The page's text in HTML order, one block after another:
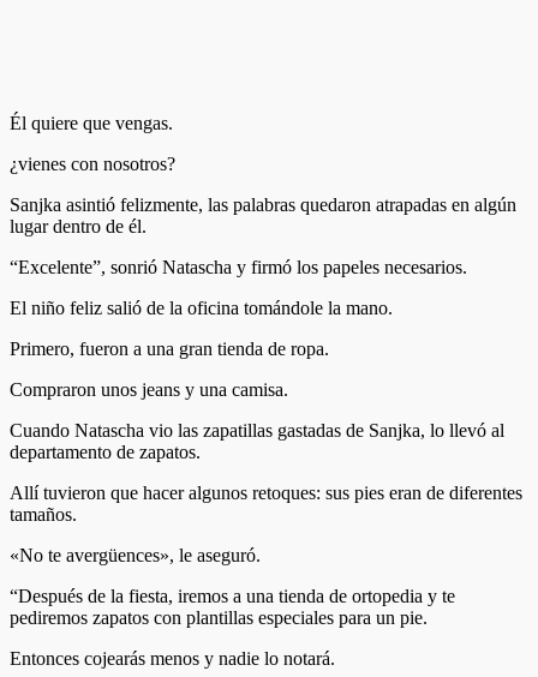
Él quiere que vengas.
¿vienes con nosotros?
Sanjka asintió felizmente, las palabras quedaron atrapadas en algún
lugar dentro de él.
“Excelente”, sonrió Natascha y firmó los papeles necesarios.
El niño feliz salió de la oficina tomándole la mano.
Primero, fueron a una gran tienda de ropa.
Compraron unos jeans y una camisa.
Cuando Natascha vio las zapatillas gastadas de Sanjka, lo llevó al
departamento de zapatos.
Allí tuvieron que hacer algunos retoques: sus pies eran de diferentes
tamaños.
«No te avergüences», le aseguró.
“Después de la fiesta, iremos a una tienda de ortopedia y te
pediremos zapatos con plantillas especiales para un pie.
Entonces cojearás menos y nadie lo notará.